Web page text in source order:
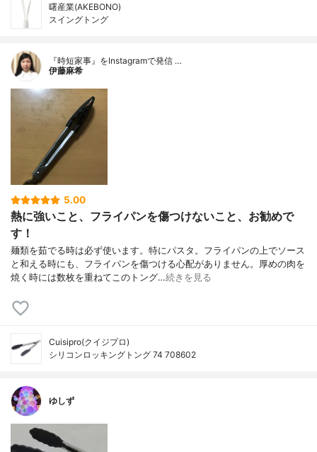
曙産業(AKEBONO)
スイングトング
『時短家事』をInstagramで発信 …
伊藤麻希
5.00
熱に強いこと、フライパンを傷つけないこと、お勧めで
す！
麺類を茹でる時は必ず使います。特にパスタ。フライパンの上でソース
と和える時にも、フライパンを傷つける心配がありません。厚めの肉を
焼く時には数枚を重ねてこのトング…続きを見る
Cuisipro(クイジプロ)
シリコンロッキングトング 74 708602
ゆしず